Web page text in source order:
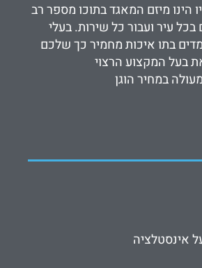
הינו מיזם המאגד בתוכו מספר רב
עיר ועבור כל שירות. בעלי
בתו איכות מחמיר כך שלכם
בעל המקצוע הרצוי
במחיר הוגן
אינסטלציה